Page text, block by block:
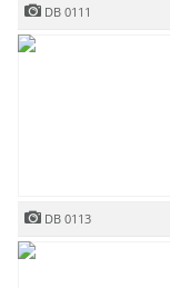
DB 0111
DB 0113